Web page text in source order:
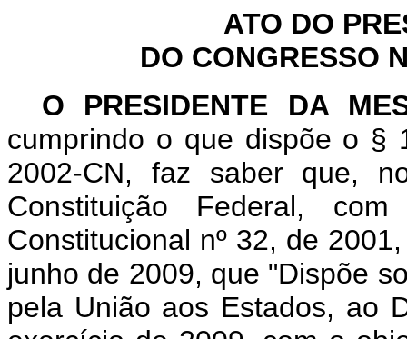
ATO DO
DO CONGRESSO
O PRESIDENTE DA
cumprindo o que dispõe o §
2002-CN, faz saber que,
Constituição Federal,
Constitucional nº 32, de
junho de 2009, que "Dispõe
pela União aos Estados, ao